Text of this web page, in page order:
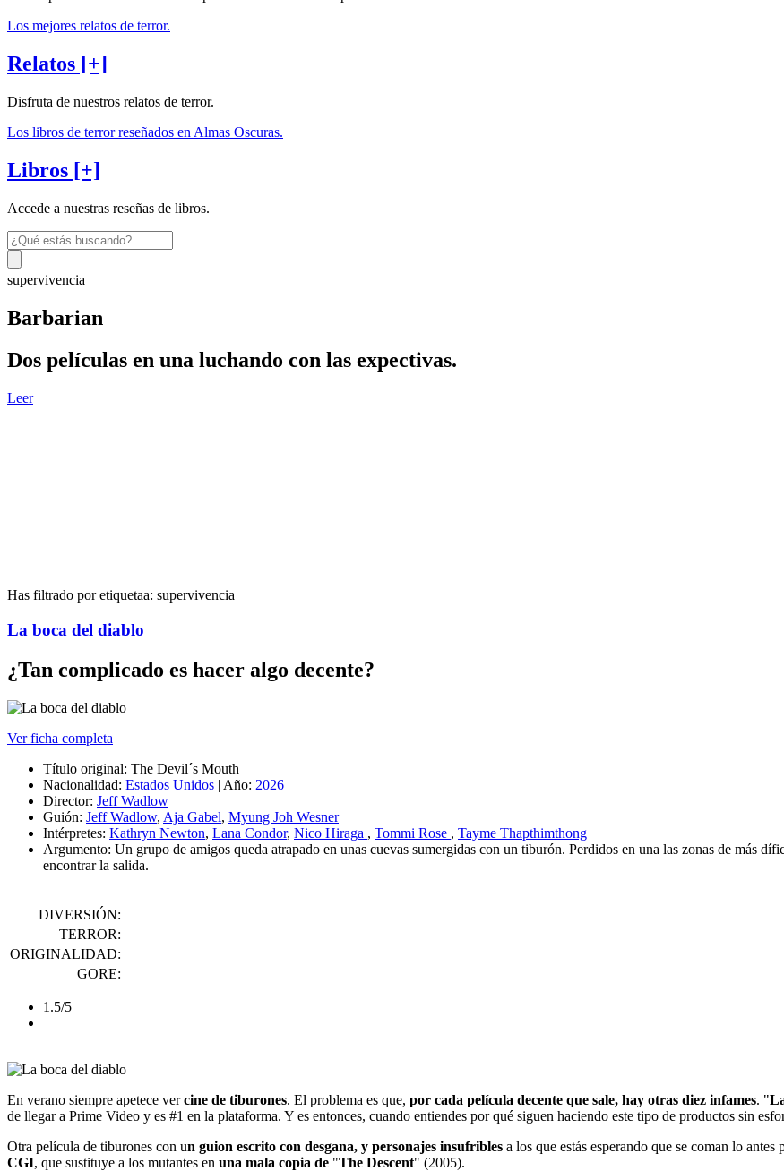
Los mejores relatos de terror.
Relatos [+]
Disfruta de nuestros relatos de terror.
Los libros de terror reseñados en Almas Oscuras.
Libros [+]
Accede a nuestras reseñas de libros.
supervivencia
Barbarian
Dos películas en una luchando con las expectivas.
Leer
Has filtrado por etiquetaa: supervivencia
La boca del diablo
¿Tan complicado es hacer algo decente?
Ver ficha completa
Título original: The Devil´s Mouth
Nacionalidad: Estados Unidos | Año: 2026
Director: Jeff Wadlow
Guión: Jeff Wadlow, Aja Gabel, Myung Joh Wesner
Intérpretes: Kathryn Newton, Lana Condor, Nico Hiraga , Tommi Rose , Tayme Thapthimthong
Argumento: Un grupo de amigos queda atrapado en unas cuevas sumergidas con un tiburón. Perdidos en una las zonas de más
encontrar la salida.
DIVERSIÓN:
TERROR:
ORIGINALIDAD:
GORE:
1.5/5
En verano siempre apetece vercine de tiburones. El problema es que, por cada película decente que sale, hay otras diez infames. "
de llegar a Prime Video y es #1 en la plataforma. Y es entonces, cuando entiendes por qué siguen haciendo este tipo de productos sin
Otra película de tiburones con un guion escrito con desgana, y personajes insufribles a los que estás esperando que se coman lo antes
CGI, que sustituye a los mutantes en una mala copia de "The Descent" (2005).